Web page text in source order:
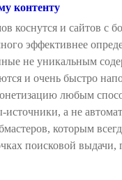
контенту
коснутся и сайтов с
эффективнее
не уникальным
и очень быстро
любым
источники, а не
которым
поисковой выдачи,